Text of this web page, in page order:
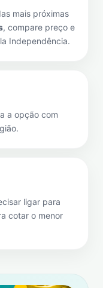
mais próximas
, compare preço e
Independência.
a opção com
ligar para
cotar o menor